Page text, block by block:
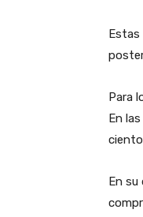
Estas
Para
En
En su